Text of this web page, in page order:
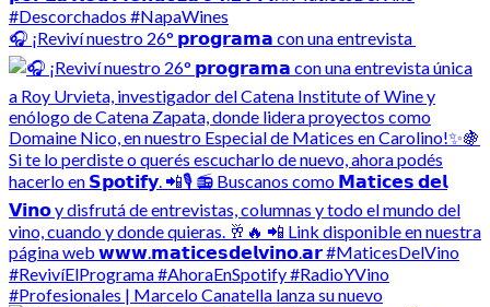
🎧 ¡Reviví nuestro 26° 𝗽𝗿𝗼𝗴𝗿𝗮𝗺𝗮 con una entrevista
#Profesionales | Marcelo Canatella lanza su nuevo